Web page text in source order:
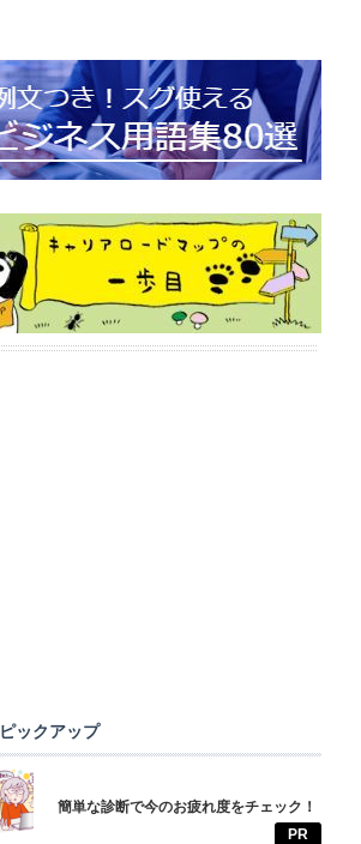
ピックアップ
簡単な診断で今のお疲れ度をチェック！
PR